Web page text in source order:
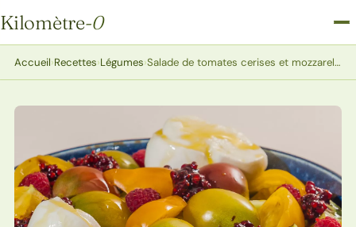
Kilomètre-0
Kilomètre-0
Accueil›Recettes›Légumes› Salade de tomates cerises et mozzarella